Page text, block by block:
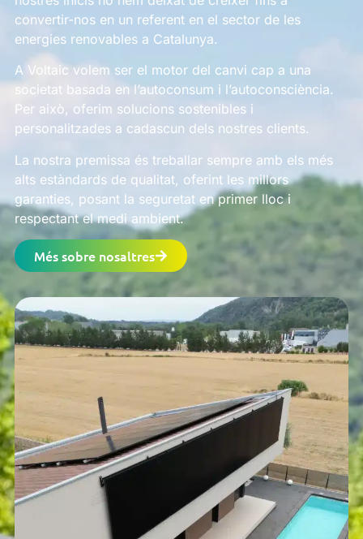
convertir-nos en un referent en el sector de les
energies renovables a Catalunya.
A Voltaic volem ser el motor del canvi cap a una
societat basada en l’autoconsum i l’autoconsciència.
Per això, oferim solucions sostenibles i
personalitzades a cadascun dels nostres clients.
La nostra premissa és treballar sempre amb els més
alts estàndards de qualitat, oferint les millors
garanties, posant la seguretat en primer lloc i
respectant el medi ambient.
Més sobre nosaltres